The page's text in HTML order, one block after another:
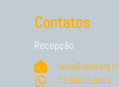
Contatos
Recepção
apub@apub.org.br
71.99353-0053